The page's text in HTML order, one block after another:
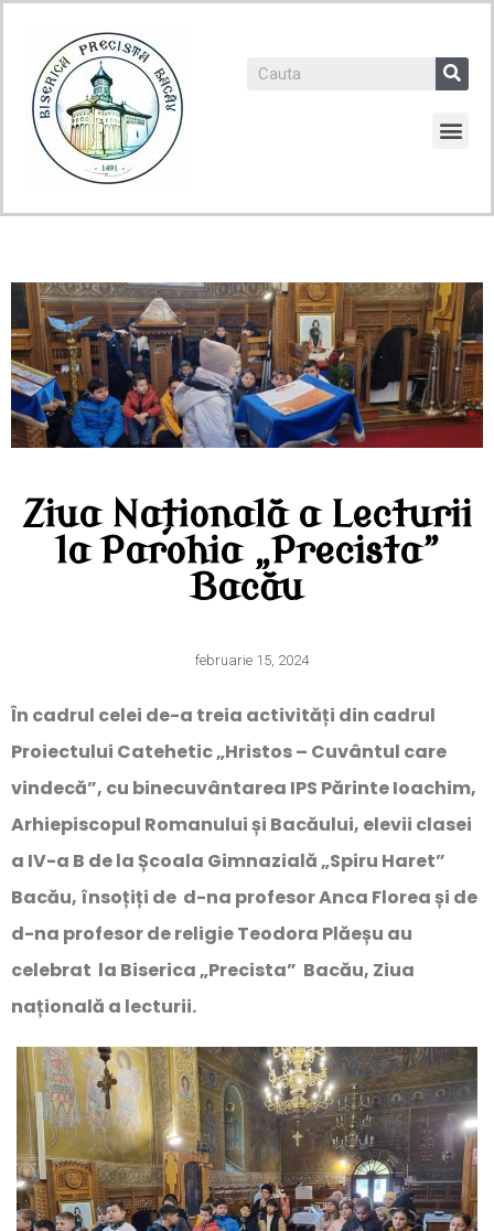
Ziua Națională a Lecturii
la Parohia „Precista”
Bacău
februarie 15, 2024
În cadrul celei de-a treia activități din cadrul
Proiectului Catehetic „Hristos – Cuvântul care
vindecă”, cu binecuvântarea IPS Părinte Ioachim,
Arhiepiscopul Romanului și Bacăului, elevii clasei
a IV-a B de la Școala Gimnazială „Spiru Haret”
Bacău, însoțiți de d-na profesor Anca Florea și de
d-na profesor de religie Teodora Plăeșu au
celebrat la Biserica „Precista” Bacău, Ziua
națională a lecturii.